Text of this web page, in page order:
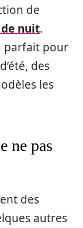
de
nuit.
parfait pour
des
les
ne pas
des
autres